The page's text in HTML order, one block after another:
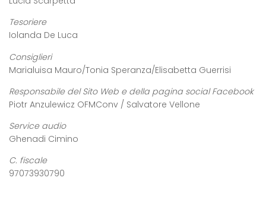
Tesoriere
Iolanda De Luca
Consiglieri
Marialuisa Mauro/Tonia Speranza/Elisabetta Guerrisi
Responsabile del Sito Web e della pagina social Facebook
Piotr Anzulewicz OFMConv / Salvatore Vellone
Service audio
Ghenadi Cimino
C. fiscale
97073930790